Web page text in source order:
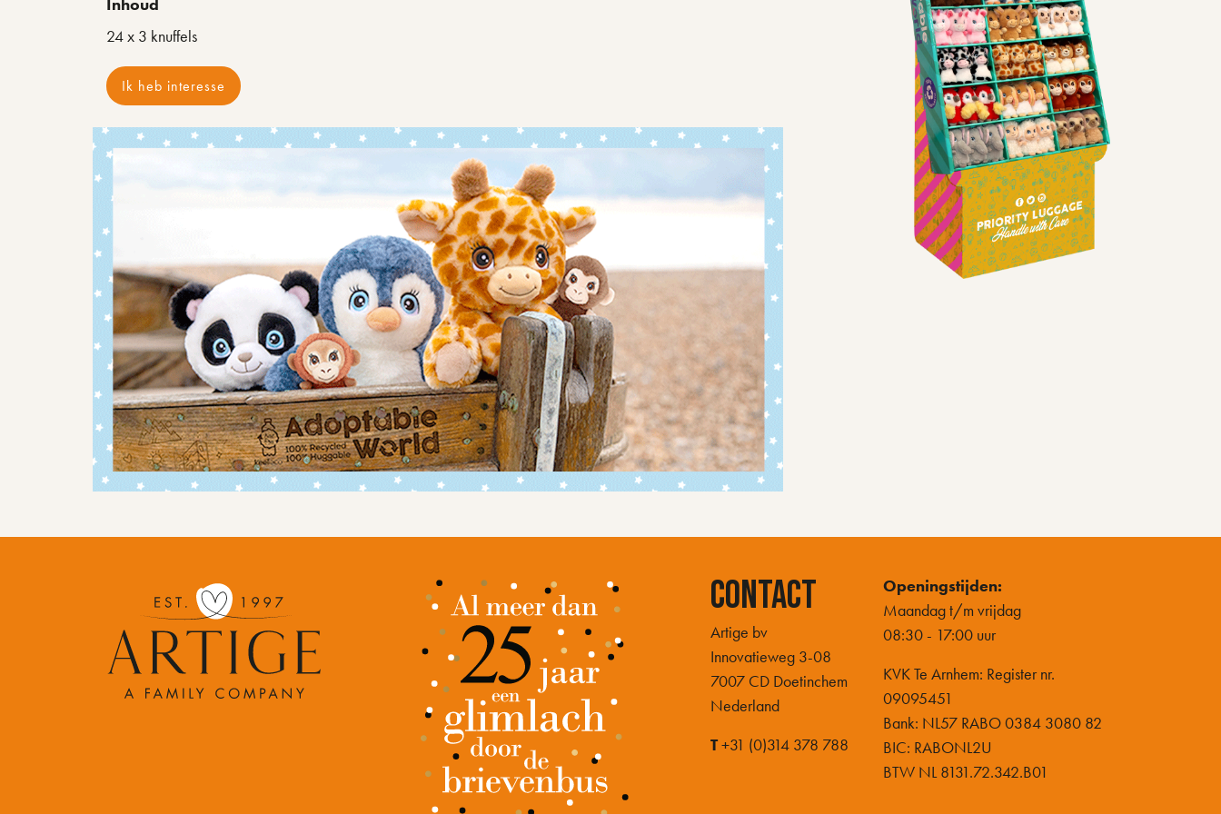
24 x 3 knuffels
Ik heb interesse
Contact
Artige bv
Innovatieweg 3-08
7007 CD Doetinchem
Nederland
T+31 (0)314 378 788
Openingstijden:
Maandag t/m vrijdag
08:30 - 17:00 uur
KVK Te Arnhem: Register nr.
09095451
Bank: NL57 RABO 0384 3080 82
BIC: RABONL2U
BTW NL 8131.72.342.B01